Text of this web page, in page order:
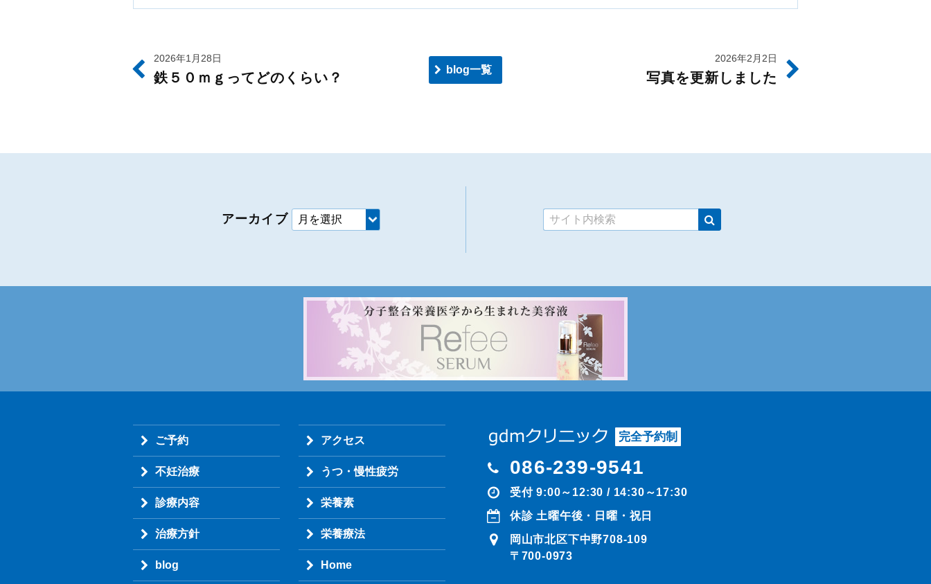
2026年1月28日
鉄５０ｍｇってどのくらい？
2026年2月2日
写真を更新しました
blog一覧
アーカイブ
ご予約 アクセス
不妊治療 うつ・慢性疲労
診療内容 栄養素
治療方針 栄養療法
blog Home
完全予約制
086-239-9541
受付 9:00～12:30 / 14:30～17:30
休診 土曜午後・日曜・祝日
岡山市北区下中野708-109
〒700-0973